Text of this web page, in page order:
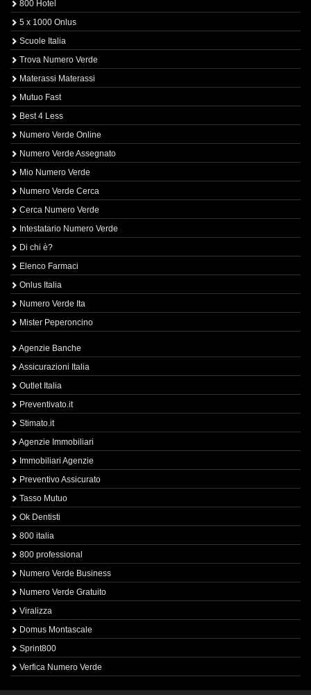
800 Hotel
5 x 1000 Onlus
Scuole Italia
Trova Numero Verde
Materassi Materassi
Mutuo Fast
Best 4 Less
Numero Verde Online
Numero Verde Assegnato
Mio Numero Verde
Numero Verde Cerca
Cerca Numero Verde
Intestatario Numero Verde
Di chi è?
Elenco Farmaci
Onlus Italia
Numero Verde Ita
Mister Peperoncino
Agenzie Banche
Assicurazioni Italia
Outlet Italia
Preventivato.it
Stimato.it
Agenzie Immobiliari
Immobiliari Agenzie
Preventivo Assicurato
Tasso Mutuo
Ok Dentisti
800 italia
800 professional
Numero Verde Business
Numero Verde Gratuito
Viralizza
Domus Montascale
Sprint800
Verfica Numero Verde